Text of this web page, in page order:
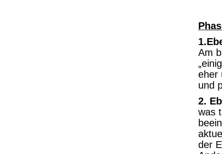
Am
eher
und
2.
was
der